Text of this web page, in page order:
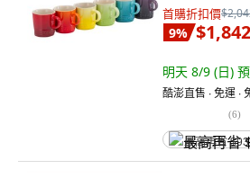
首購折扣價
9% $1,842
明天 8/9 (日)
酷澎直售 ∙ 免運 ∙
(6)
最高再省